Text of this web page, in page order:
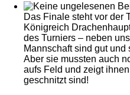
Das Finale steht vor der
Königreich
des Turniers – neben
Mannschaft sind gut
Aber sie mussten auch
aufs Feld und zeigt
geschnitzt sind!